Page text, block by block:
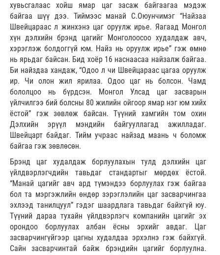
хувьсгалаас хойш ямар цаг засаж байгаагаа мэдэж
байгаа шүү дээ. Тиймээс манай С.Оюунчимэг “Найзаа
Швейцараас л жинхэнэ цаг оруулж ирье. Яагаад Монгол
хүн дэлхийн брэнд цагийг Монголоосоо худалдаж авч,
хэрэглэж болдоггүй юм. Найз нь оруулж ирье” гэж өмнө
нь ярьдаг байсан. Бид хоёр 16 наснаасаа найзалж байгаа.
Би найздаа хандаж, “Одоо л чи Швейцараас цагаа оруулж
ир. Чи олон жил ярилаа. Одоо цаг нь болсон. Чамд
бололцоо нь бүрдсэн. Монгол Улсад цаг засварын
үйлчилгээ бий болсны 80 жилийн ойгоор ямар нэг юм хийх
ёстой” гэж зөвлөж байсан. Түүний хамгийн том охин
Дэлхийн эрүүл мэндийн байгууллагад ажилладаг.
Швейцарт байдаг. Тийм учраас найзад маань ч боломж
байгаа гэж зөвлөсөн.
Брэнд цаг худалдаж борлуулахын тулд дэлхийн цаг
үйлдвэрлэгчдийн тавьдаг стандартыг мөрдөх ёстой.
“Манай цагийг авч ард түмэндээ борлуулах гэж байгаа
бол та мэргэжлийн өндөр зэрэглэлийн цаг засварчингаа
эхлээд танилцуул” гэдэг шаардлага тавьдаг байхгүй юу.
Түүний дараа тухайн үйлдвэрлэгч компанийн цагийг эх
орондоо борлуулах албан ёсны эрхийг авдаг. Цаг
засварчингүйгээр цагны худалдаа эрхэлнэ гэж байхгүй.
Сайн засварчинтай байж брэндийн цагийг борлуулна.